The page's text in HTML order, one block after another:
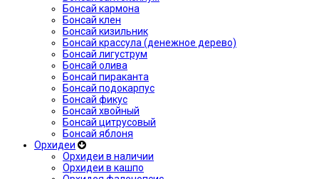
Бонсай кармона
Бонсай клен
Бонсай кизильник
Бонсай крассула (денежное дерево)
Бонсай лигуструм
Бонсай олива
Бонсай пираканта
Бонсай подокарпус
Бонсай фикус
Бонсай хвойный
Бонсай цитрусовый
Бонсай яблоня
Орхидеи
Орхидеи в наличии
Орхидеи в кашпо